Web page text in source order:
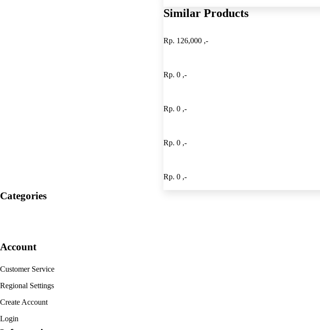
Similar Products
Rp. 126,000 ,-
Rp. 0 ,-
Rp. 0 ,-
Rp. 0 ,-
Rp. 0 ,-
Categories
Account
Customer Service
Regional Settings
Create Account
Login